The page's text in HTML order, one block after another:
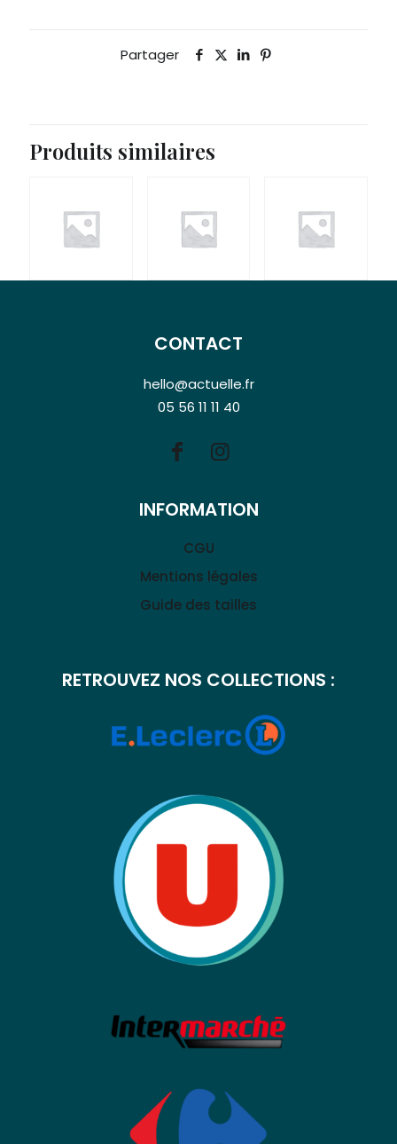
Partager
Produits similaires
CONTACT
hello@actuelle.fr
05 56 11 11 40
INFORMATION
CGU
Mentions légales
Guide des tailles
RETROUVEZ NOS COLLECTIONS :